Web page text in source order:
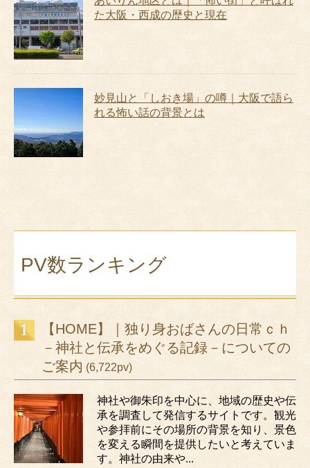
た大阪・西成の歴史と現在
妙見山と「しおき場」の噂｜大阪で語ら
れる怖い話の背景とは
PV数ランキング
【HOME】｜独り身おばさんの日常ｃｈ
－神社と伝承をめぐる記録－についての
ご案内 (6,722pv)
神社や御朱印を中心に、地域の歴史や伝
承を調査して発信するサイトです。観光
や参拝前にその場所の背景を知り、景色
を変える瞬間を提供したいと考えていま
す。神社の由来や...